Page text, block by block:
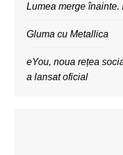
Lumea merge
Gluma cu Metallica
eYou, noua rețea
a lansat oficial